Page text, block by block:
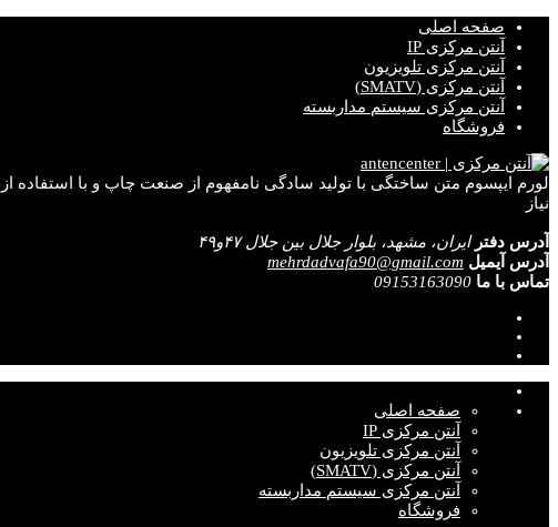
صفحه اصلی
آنتن مرکزی IP
آنتن مرکزی تلویزیون
آنتن مرکزی (SMATV)
آنتن مرکزی سیستم مداربسته
فروشگاه
لورم ایپسوم متن ساختگی با تولید سادگی نامفهوم از صنعت چاپ و با
نیاز
آدرس دفتر ایران، مشهد، بلوار جلال بین جلال ۴۷و۴۹
آدرس آیمیل mehrdadvafa90@gmail.com
تماس با ما 09153163090
صفحه اصلی
آنتن مرکزی IP
آنتن مرکزی تلویزیون
آنتن مرکزی (SMATV)
آنتن مرکزی سیستم مداربسته
فروشگاه